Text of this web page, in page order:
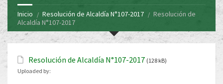
Inicio Resolución de Alcaldía N°107-2017
Resolución de
Alcaldía N°107-2017
Resolución de Alcaldía N°107-2017 (128 kB)
Uploaded by: